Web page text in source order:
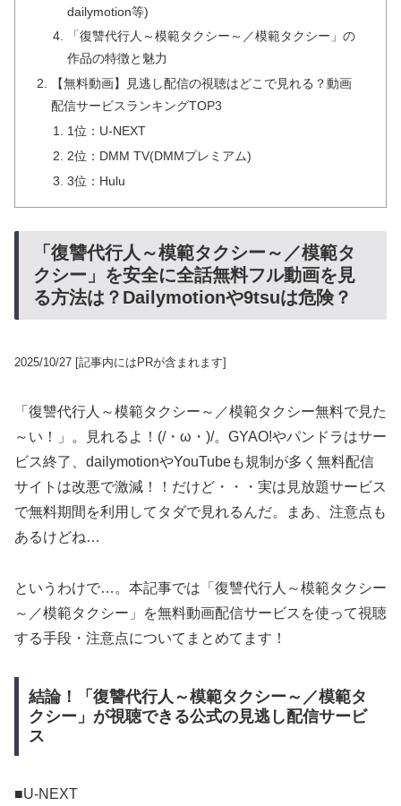
dailymotion等)
「復讐代行人～模範タクシー～／模範タクシー」の
作品の特徴と魅力
【無料動画】見逃し配信の視聴はどこで見れる？動画
配信サービスランキングTOP3
1位：U-NEXT
2位：DMM TV(DMMプレミアム)
3位：Hulu
「復讐代行人～模範タクシー～／模範タ
クシー」を安全に全話無料フル動画を見
る方法は？Dailymotionや9tsuは危険？
2025/10/27 [記事内にはPRが含まれます]
「復讐代行人～模範タクシー～／模範タクシー無料で見た
～い！」。見れるよ！(/・ω・)/。GYAO!やパンドラはサー
ビス終了、dailymotionやYouTubeも規制が多く無料配信
サイトは改悪で激減！！だけど・・・実は見放題サービス
で無料期間を利用してタダで見れるんだ。まあ、注意点も
あるけどね…
というわけで…。本記事では「復讐代行人～模範タクシー
～／模範タクシー」を無料動画配信サービスを使って視聴
する手段・注意点についてまとめてます！
結論！「復讐代行人～模範タクシー～／模範タ
クシー」が視聴できる公式の見逃し配信サービ
ス
■U-NEXT